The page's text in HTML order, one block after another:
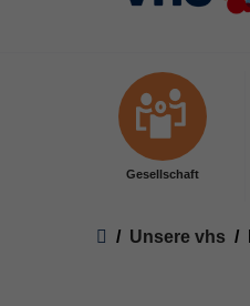
Gesellschaft
Unsere vhs